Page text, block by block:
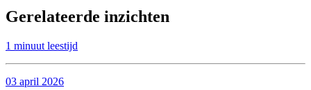
Gerelateerde inzichten
1 minuut leestijd
03 april 2026